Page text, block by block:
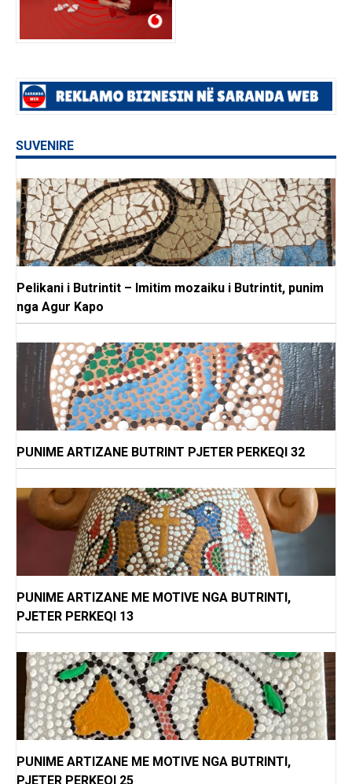
SUVENIRE
Pelikani i Butrintit – Imitim mozaiku i Butrintit, punim
nga Agur Kapo
PUNIME ARTIZANE BUTRINT PJETER PERKEQI 32
PUNIME ARTIZANE ME MOTIVE NGA BUTRINTI,
PJETER PERKEQI 13
PUNIME ARTIZANE ME MOTIVE NGA BUTRINTI,
PJETER PERKEQI 25